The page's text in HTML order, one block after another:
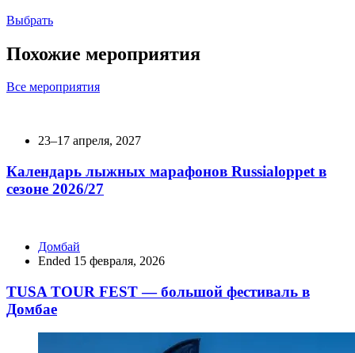
Выбрать
Похожие мероприятия
Все мероприятия
23–17 апреля, 2027
Календарь лыжных марафонов Russialoppet в
сезоне 2026/27
Домбай
Ended 15 февраля, 2026
TUSA TOUR FEST — большой фестиваль в
Домбае